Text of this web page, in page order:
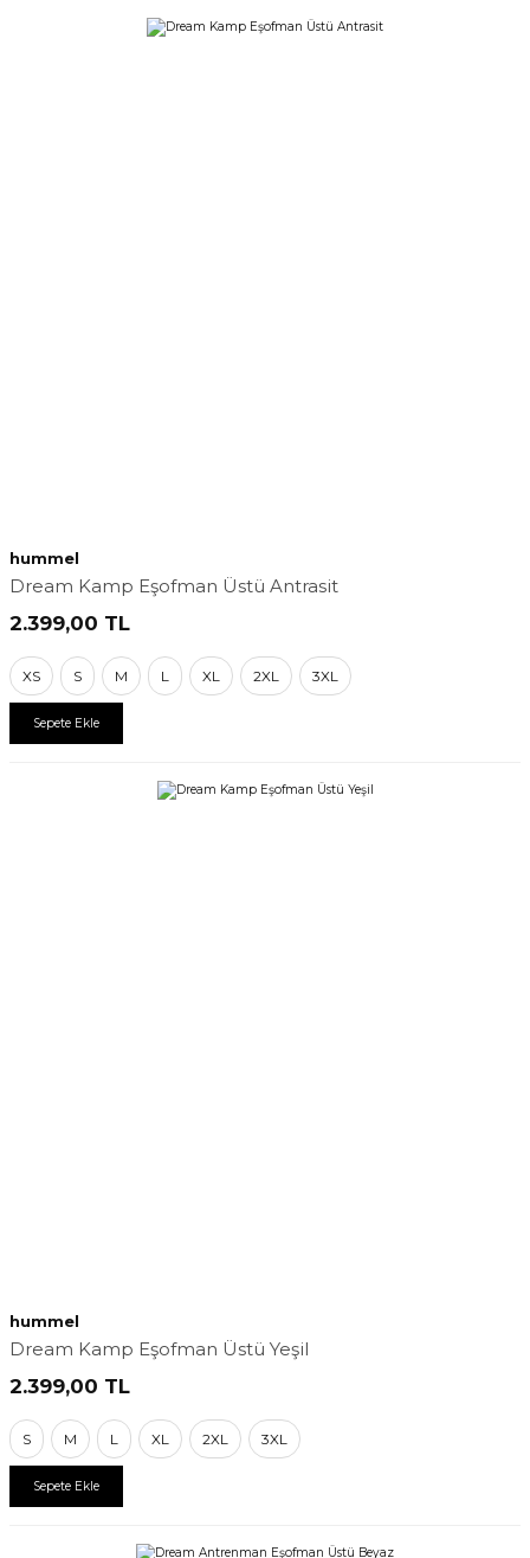
hummel
Dream Kamp Eşofman Üstü Antrasit
2.399,00 TL
XS S M L XL 2XL 3XL
Sepete Ekle
hummel
Dream Kamp Eşofman Üstü Yeşil
2.399,00 TL
S M L XL 2XL 3XL
Sepete Ekle